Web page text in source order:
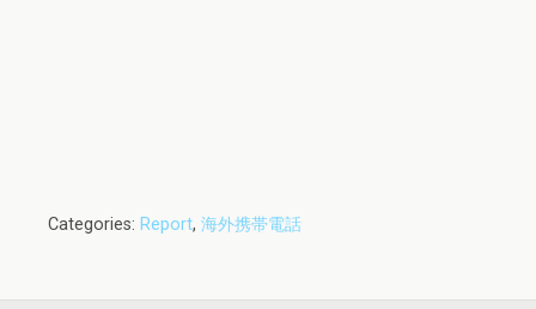
Categories: Report, 海外携帯電話